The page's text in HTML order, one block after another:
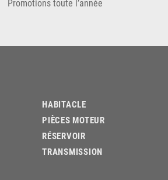
Promotions toute l’année
HABITACLE
PIÈCES MOTEUR
RÉSERVOIR
TRANSMISSION